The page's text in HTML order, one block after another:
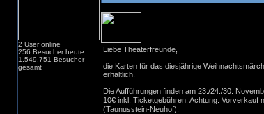
2 User online
256 Besucher heute
1.549.751 Besucher
gesamt
Liebe Theaterfreunde,
die Karten für das diesjährige
erhältlich.
Die Aufführungen finden am 23./24./30.
10€ inkl. Ticketgebühren. Achtung: Vorverkauf
(Taunusstein-Neuhof).